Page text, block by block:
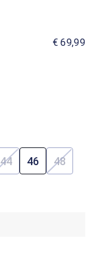
€ 69,99
beschikbaar.)
niet beschikbaar.)
niet
is momenteel niet
optie is momenteel
44(Deze optie is
46 48(Deze